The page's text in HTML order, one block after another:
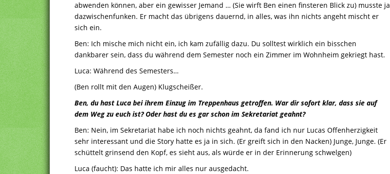
abwenden können, aber ein gewisser Jemand … (Sie wirft Ben einen finsteren Blick zu) musste ja
dazwischenfunken. Er macht das übrigens dauernd, in alles, was ihn nichts angeht mischt er
sich ein.
Ben: Ich mische mich nicht ein, ich kam zufällig dazu. Du solltest wirklich ein bisschen
dankbarer sein, dass du während dem Semester noch ein Zimmer im Wohnheim gekriegt hast.
Luca: Während des Semesters…
(Ben rollt mit den Augen) Klugscheißer.
Ben, du hast Luca bei ihrem Einzug im Treppenhaus getroffen. War dir sofort klar, dass sie auf
dem Weg zu euch ist? Oder hast du es gar schon im Sekretariat geahnt?
Ben: Nein, im Sekretariat habe ich noch nichts geahnt, da fand ich nur Lucas Offenherzigkeit
sehr interessant und die Story hatte es ja in sich. (Er greift sich in den Nacken) Junge, Junge. (Er
schüttelt grinsend den Kopf, es sieht aus, als würde er in der Erinnerung schwelgen)
Luca (faucht): Das hatte ich mir alles nur ausgedacht.